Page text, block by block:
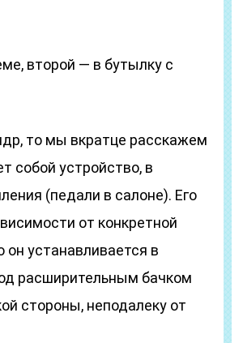
второй — в бутылку с
то мы вкратце расскажем
собой устройство, в
(педали в салоне). Его
от конкретной
устанавливается в
расширительным бачком
стороны, неподалеку от